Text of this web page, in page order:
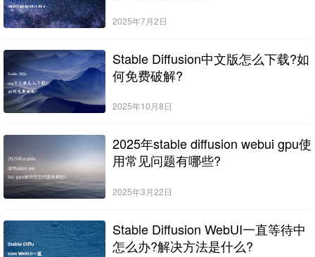
2025年7月2日
Stable Diffusion中文版怎么下载?如
何免费破解?
2025年10月8日
2025年stable diffusion webui gpu使
用常见问题有哪些?
2025年3月22日
Stable Diffusion WebUI一直等待中
怎么办?解决方法是什么?